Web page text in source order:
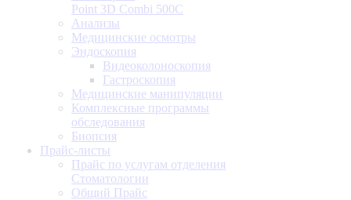
Point 3D Combi 500C
Анализы
Медицинские осмотры
Эндоскопия
Видеоколоноскопия
Гастроскопия
Медицинские манипуляции
Комплексные программы
обследования
Биопсия
Прайс-листы
Прайс по услугам отделения
Стоматологии
Общий Прайс